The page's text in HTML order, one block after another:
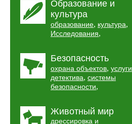
Образование и
культура
образование, культура,
Исследования,
Безопасность
охрана объектов, услуги
детектива, системы
безопасности,
Животный мир
дрессировка и